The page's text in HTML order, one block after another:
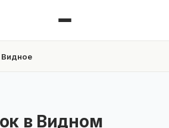
Видное
в Видном